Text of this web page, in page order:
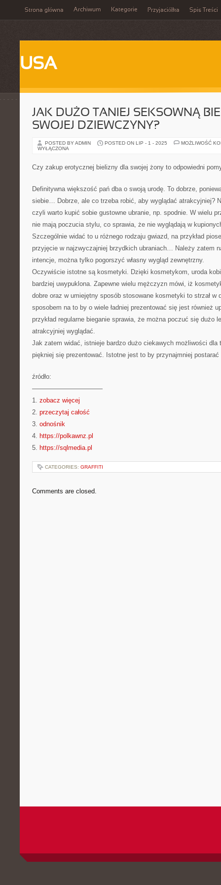
Strona główna Archiwum Kategorie Przyjaciółka Spis Treści
USA
JAK DUŻO TANIEJ SEKSOWNĄ
SWOJEJ DZIEWCZYNY?
POSTED BY ADMIN POSTED ON LIP - 1 - 2025
MOŻLIWOŚĆ
WYŁĄCZONA
Czy zakup erotycznej bielizny dla swojej żony to odpowiedni
Definitywna większość pań dba o swoją urodę. To dobrze,
siebie… Dobrze, ale co trzeba robić, aby wyglądać atrakcyjniej?
czyli warto kupić sobie gustowne ubranie, np. spodnie. W wielu
nie mają poczucia stylu, co sprawia, że nie wyglądają w
Szczególnie widać to u różnego rodzaju gwiazd, na przykład
przyjęcie w najzwyczajniej brzydkich ubraniach… Należy zatem
intencje, można tylko pogorszyć własny wygląd zewnętrzny.
Oczywiście istotne są kosmetyki. Dzięki kosmetykom, uroda
bardziej uwypuklona. Zapewne wielu mężczyzn mówi, iż
dobre oraz w umiejętny sposób stosowane kosmetyki to strzał w
sposobem na to by o wiele ładniej prezentować się jest również
przykład regularne bieganie sprawia, że można poczuć się dużo
atrakcyjniej wyglądać.
Jak zatem widać, istnieje bardzo dużo ciekawych możliwości dla
piękniej się prezentować. Istotne jest to by przynajmniej
źródło:
———————————
1. zobacz więcej
2. przeczytaj całość
3. odnośnik
4. https://polkawnz.pl
5. https://sqlmedia.pl
CATEGORIES: GRAFFITI
Comments are closed.